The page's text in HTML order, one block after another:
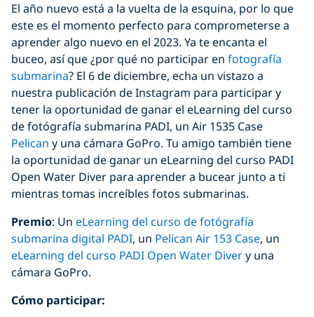
El año nuevo está a la vuelta de la esquina, por lo que
este es el momento perfecto para comprometerse a
aprender algo nuevo en el 2023. Ya te encanta el
buceo, así que ¿por qué no participar en fotografía
submarina? El 6 de diciembre, echa un vistazo a
nuestra publicación de Instagram para participar y
tener la oportunidad de ganar el eLearning del curso
de fotógrafía submarina PADI, un Air 1535 Case
Pelican y una cámara GoPro. Tu amigo también tiene
la oportunidad de ganar un eLearning del curso PADI
Open Water Diver para aprender a bucear junto a ti
mientras tomas increíbles fotos submarinas.
Premio: Un eLearning del curso de fotógrafía
submarina digital PADI, un Pelican Air 153 Case, un
eLearning del curso PADI Open Water Divery una
cámara GoPro.
Cómo participar: